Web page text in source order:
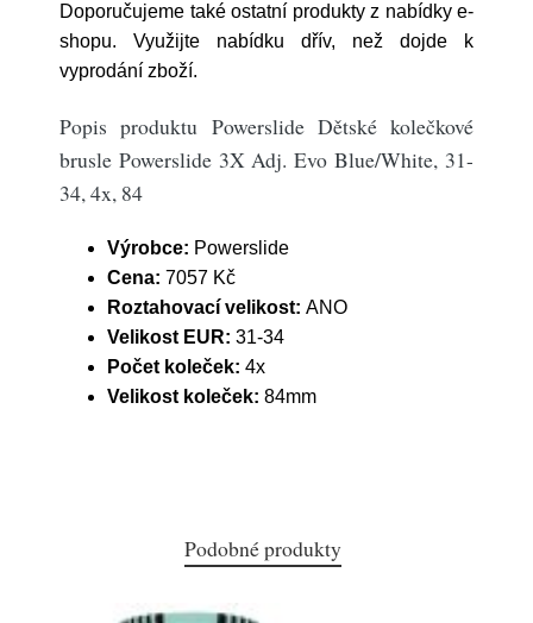
Doporučujeme také ostatní produkty z nabídky e-
shopu. Využijte nabídku dřív, než dojde k
vyprodání zboží.
Popis produktu Powerslide Dětské kolečkové
brusle Powerslide 3X Adj. Evo Blue/White, 31-
34, 4x, 84
Výrobce: Powerslide
Cena: 7057 Kč
Roztahovací velikost: ANO
Velikost EUR: 31-34
Počet koleček: 4x
Velikost koleček: 84mm
Podobné produkty